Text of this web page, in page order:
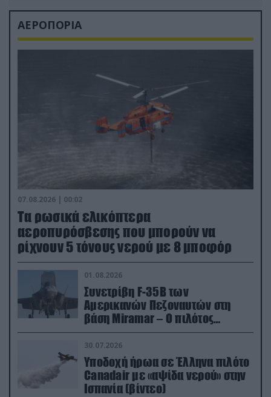
ΑΕΡΟΠΟΡΙΑ
07.08.2026 | 00:02
Τα ρωσικά ελικόπτερα
αεροπυρόσβεσης που μπορούν να
ρίχνουν 5 τόνους νερού με 8 μποφόρ
01.08.2026
Συνετρίβη F-35B των
Αμερικανών Πεζοναυτών στη
βάση Miramar – Ο πιλότος
εκτινάχθηκε εγκαίρως
30.07.2026
Υποδοχή ήρωα σε Έλληνα πιλότο
Canadair με «αψίδα νερού» στην
Ισπανία (βίντεο)